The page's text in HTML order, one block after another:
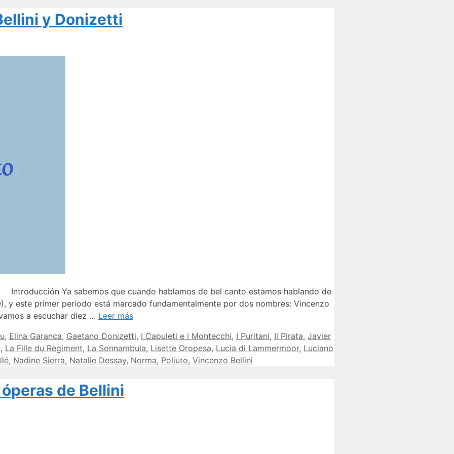
y Donizetti
Introducción Ya sabemos que cuando hablamos de bel canto estamos hablando de
y este primer periodo está marcado fundamentalmente por dos nombres: Vincenzo
a escuchar diez … Leer más
, Elina Garanca, Gaetano Donizetti, I Capuleti e i Montecchi, I Puritani, Il Pirata, Javier
, La Fille du Regiment, La Sonnambula, Lisette Oropesa, Lucia di Lammermoor, Luciano
, Nadine Sierra, Natalie Dessay, Norma, Poliuto, Vincenzo Bellini
de Bellini